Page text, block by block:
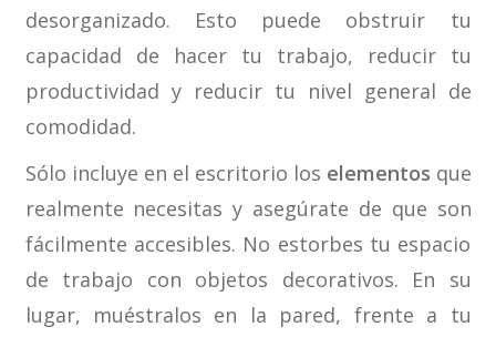
desorganizado. Esto puede obstruir tu
capacidad de hacer tu trabajo, reducir tu
productividad y reducir tu nivel general de
comodidad.
Sólo incluye en el escritorio los elementos que
realmente necesitas y asegúrate de que son
fácilmente accesibles. No estorbes tu espacio
de trabajo con objetos decorativos. En su
lugar, muéstralos en la pared, frente a tu